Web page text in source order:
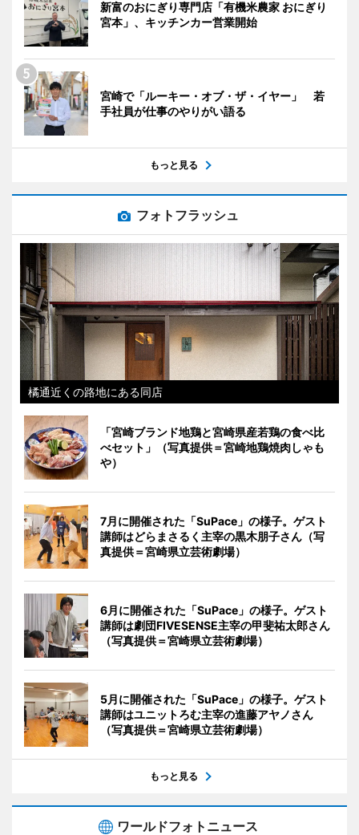
新富のおにぎり専門店「有機米農家 おにぎり
宮本」、キッチンカー営業開始
宮崎で「ルーキー・オブ・ザ・イヤー」 若
手社員が仕事のやりがい語る
もっと見る
フォトフラッシュ
橘通近くの路地にある同店
「宮崎ブランド地鶏と宮崎県産若鶏の食べ比
べセット」（写真提供＝宮崎地鶏焼肉しゃも
や）
7月に開催された「SuPace」の様子。ゲスト
講師はどらまさるく主宰の黒木朋子さん（写
真提供＝宮崎県立芸術劇場）
6月に開催された「SuPace」の様子。ゲスト
講師は劇団FIVESENSE主宰の甲斐祐太郎さん
（写真提供＝宮崎県立芸術劇場）
5月に開催された「SuPace」の様子。ゲスト
講師はユニットろむ主宰の進藤アヤノさん
（写真提供＝宮崎県立芸術劇場）
もっと見る
ワールドフォトニュース